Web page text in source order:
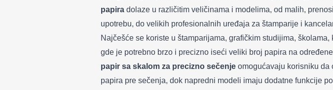
papira dolaze u različitim veličinama i modelima, od malih,
upotrebu, do velikih profesionalnih uređaja za štamparije i
Najčešće se koriste u štamparijama, grafičkim studijima, školama,
gde je potrebno brzo i precizno iseći veliki broj papira na
papir sa skalom za precizno sečenje omogućavaju korisniku da
papira pre sečenja, dok napredni modeli imaju dodatne funkcije